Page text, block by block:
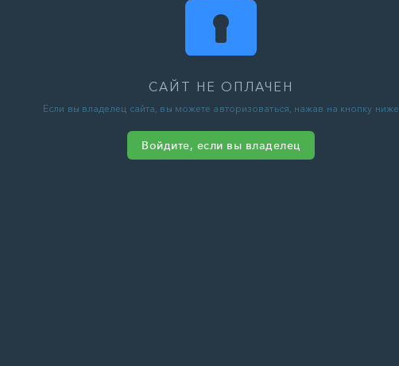
САЙТ НЕ ОПЛАЧЕН
Если вы владелец сайта, вы можете авторизоваться, нажав на кнопку ниже
Войдите, если вы владелец